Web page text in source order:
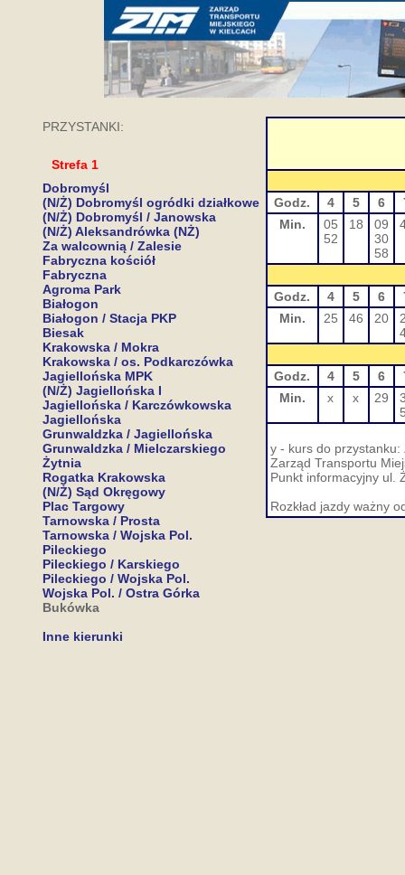
PRZYSTANKI:
Strefa 1
Dobromyśl
(N/Ż) Dobromyśl ogródki działkowe
(N/Ż) Dobromyśl / Janowska
(N/Ż) Aleksandrówka (NŻ)
Za walcownią / Zalesie
Fabryczna kościół
Fabryczna
Agroma Park
Białogon
Białogon / Stacja PKP
Biesak
Krakowska / Mokra
Krakowska / os. Podkarczówka
Jagiellońska MPK
(N/Ż) Jagiellońska I
Jagiellońska / Karczówkowska
Jagiellońska
Grunwaldzka / Jagiellońska
Grunwaldzka / Mielczarskiego
Żytnia
Rogatka Krakowska
(N/Ż) Sąd Okręgowy
Plac Targowy
Tarnowska / Prosta
Tarnowska / Wojska Pol.
Pileckiego
Pileckiego / Karskiego
Pileckiego / Wojska Pol.
Wojska Pol. / Ostra Górka
Bukówka
Inne kierunki
Godz. 4 5 6
Min.
05
52
18
09
30
58
Godz. 4 5 6
Min.
25 46 20
Godz. 4 5 6
Min.
x x 29
y - kurs do przystanku:
Zarząd Transportu
Punkt informacyjny ul.
Rozkład jazdy ważny